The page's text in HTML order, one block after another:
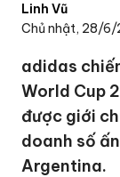
Linh Vũ
Chủ nhật, 28/
adidas
World Cup
được giới
doanh số
Argentina.